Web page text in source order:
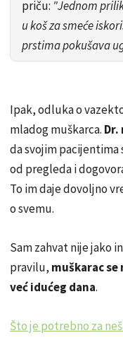
priču: "Jednom
u koš za smeće
prstima pokušava
Ipak, odluka o
mladog muškarca. Dr.
da svojim pacijentima
od pregleda i
To im daje dovoljno
o svemu.
Sam zahvat nije jako
pravilu, muškarac
već idućeg dana.
Što je potrebno za